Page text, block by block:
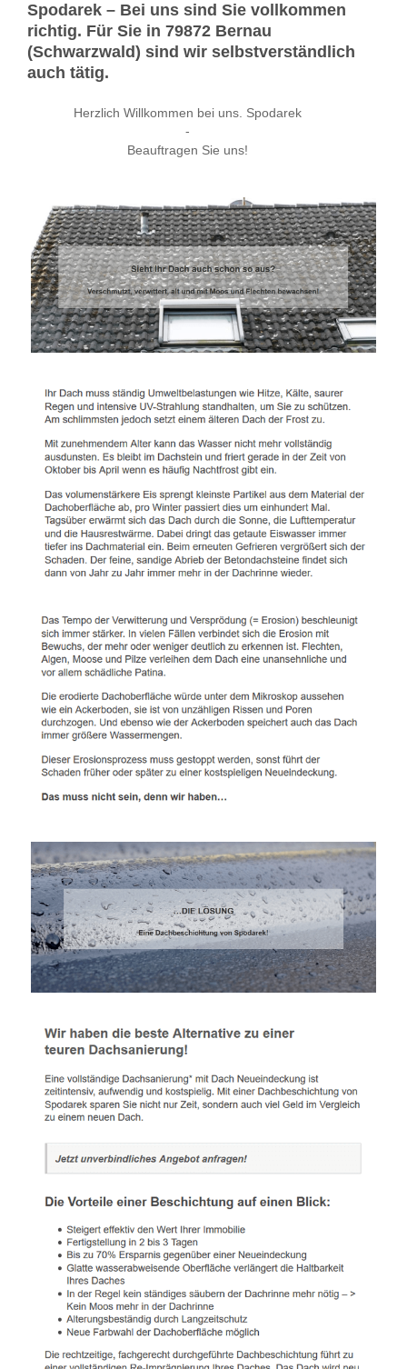
Spodarek – Bei uns sind Sie vollkommen
richtig. Für Sie in 79872 Bernau
(Schwarzwald) sind wir selbstverständlich
auch tätig.
Herzlich Willkommen bei uns. Spodarek
-
Beauftragen Sie uns!